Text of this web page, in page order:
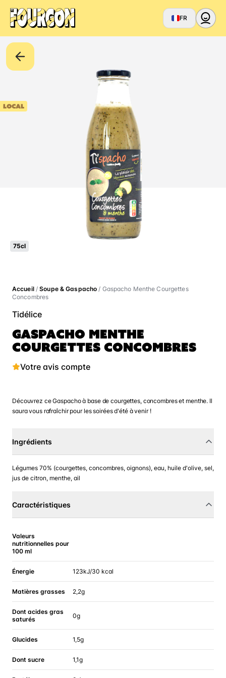
FR
LOCAL
75cl
Accueil/Soupe & Gaspacho / Gaspacho Menthe Courgettes
Concombres
Tidélice
GASPACHO MENTHE
COURGETTES CONCOMBRES
Votre avis compte
Découvrez ce Gaspacho à base de courgettes, concombres et menthe. Il
saura vous rafraîchir pour les soirées d'été à venir !
Ingrédients
Légumes 70% (courgettes, concombres, oignons), eau, huile d'olive, sel,
jus de citron, menthe, ail
Caractéristiques
Valeurs
nutritionnelles pour
100 ml
Énergie 123kJ/30 kcal
Matières grasses 2,2g
Dont acides gras
saturés
0g
Glucides 1,5g
Dont sucre 1,1g